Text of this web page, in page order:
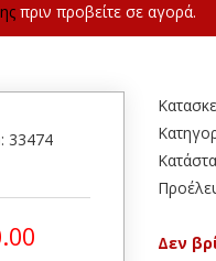
πριν προβείτε σε αγορά.
33474
Δεν